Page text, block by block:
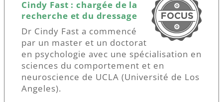
Cindy Fast : chargée de la
recherche et du dressage
Dr Cindy Fast a commencé
par un master et un doctorat
en psychologie avec une spécialisation en
sciences du comportement et en
neuroscience de UCLA (Université de Los
Angeles).